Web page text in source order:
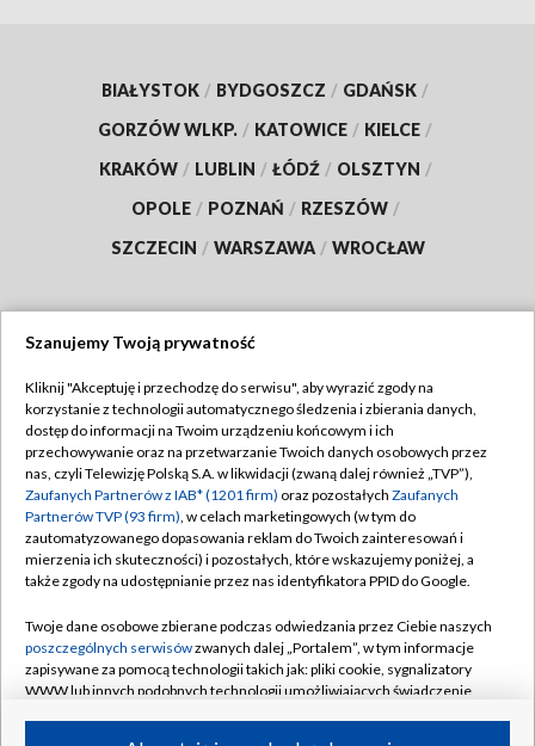
BIAŁYSTOK / BYDGOSZCZ / GDAŃSK /
GORZÓW WLKP. / KATOWICE / KIELCE /
KRAKÓW / LUBLIN / ŁÓDŹ / OLSZTYN /
OPOLE / POZNAŃ / RZESZÓW /
SZCZECIN / WARSZAWA / WROCŁAW
TVP
Abonament TVP
Emisja w TVP
Centrum informacji TVP
Naziemna Telewizja Cyfrowa
Rada Programowa
System NOS
Informacje o nadawcy
Regulamin TVP
Polityka prywatności
Moje zgody
Pomoc
Kontakt
Kanały
Szanujemy Twoją prywatność
Kliknij "Akceptuję i przechodzę do serwisu", aby wyrazić zgody na
korzystanie z technologii automatycznego śledzenia i zbierania danych,
dostęp do informacji na Twoim urządzeniu końcowym i ich
przechowywanie oraz na przetwarzanie Twoich danych osobowych przez
nas, czyli Telewizję Polską S.A. w likwidacji (zwaną dalej również „TVP”),
Zaufanych Partnerów z IAB* (1201 firm) oraz pozostałych Zaufanych
Partnerów TVP (93 firm), w celach marketingowych (w tym do
zautomatyzowanego dopasowania reklam do Twoich zainteresowań i
mierzenia ich skuteczności) i pozostałych, które wskazujemy poniżej, a
także zgody na udostępnianie przez nas identyfikatora PPID do Google.
Twoje dane osobowe zbierane podczas odwiedzania przez Ciebie naszych
poszczególnych serwisówzwanych dalej „Portalem”, w tym informacje
zapisywane za pomocą technologii takich jak: pliki cookie, sygnalizatory
WWW lub innych podobnych technologii umożliwiających świadczenie